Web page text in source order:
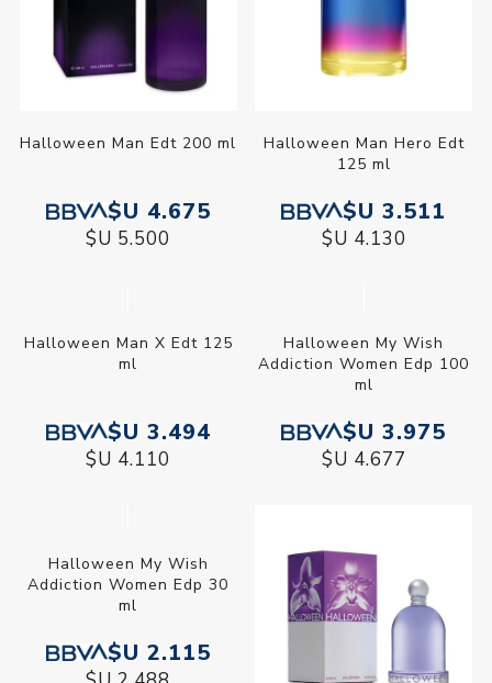
Halloween Man Edt 200 ml
$U 4.675
$U 5.500
Halloween Man Hero Edt
125 ml
$U 3.511
$U 4.130
Halloween Man X Edt 125
ml
$U 3.494
$U 4.110
Halloween My Wish
Addiction Women Edp 100
ml
$U 3.975
$U 4.677
Halloween My Wish
Addiction Women Edp 30
ml
$U 2.115